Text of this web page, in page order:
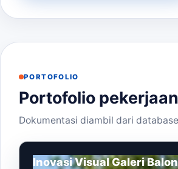
PORTOFOLIO
Portofolio
Dokumentasi diambil dari
Inovasi Visual Galeri